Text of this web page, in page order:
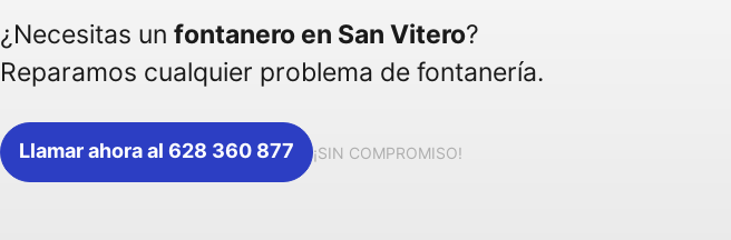
¿Necesitas un fontanero en San Vitero?
Reparamos cualquier problema de fontanería.
Llamar ahora al 628 360 877 ¡SIN COMPROMISO!